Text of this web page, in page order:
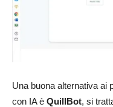
Una buona alternativa ai
con IA è QuillBot, si